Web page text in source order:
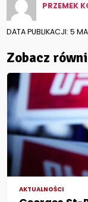
PRZEMEK
DATA PUBLIKACJI: 5
Zobacz
AKTUALNOŚCI